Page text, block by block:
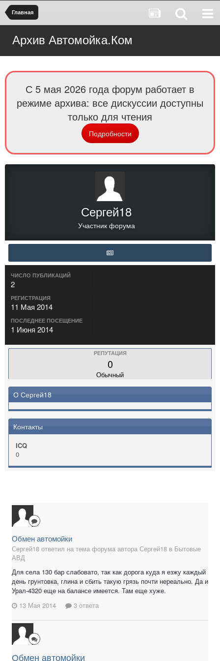
Главная
Архив Автомойка.Ком
С 5 мая 2026 года форум работает в
режиме архива: все дискуссии доступны
только для чтения
Подробности
Сергей18
Участник форума
ЧИСЛО ПУБЛИКАЦИЙ
2
РЕГИСТРАЦИЯ
11 Мая 2014
ПОСЛЕДНЕЕ ПОСЕЩЕНИЕ
1 Июня 2014
РЕПУТАЦИЯ
0
Обычный
О Сергей18
Контакты
ICQ
0
Обмен автомойки
Сергей18 ответил на тема форума автора Сергей18 в Бытовые
АВД
Для села 130 бар слабовато, так как дорога куда я езжу каждый
день грунтовка, глина и сбить такую грязь почти нереально. Да и
Урал-4320 еще на балансе имеется. Там еще хуже.
13 Мая 2014
3 ответа
Обмен автомойки